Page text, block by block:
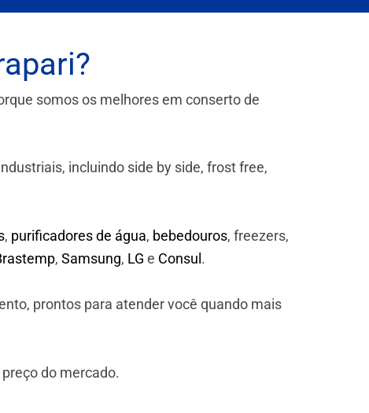
somos os melhores em conserto de
incluindo side by side, frost free,
, purificadores de água, bebedouros, freezers,
, Samsung, LG e Consul .
prontos para atender você quando mais
do mercado.